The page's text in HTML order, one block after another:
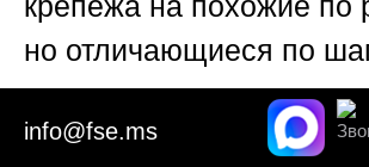
но отличающиеся по
или материалу
info@fse.ms